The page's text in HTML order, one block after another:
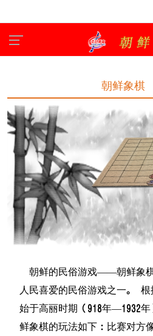
朝鲜象棋
朝鲜的民俗游戏——朝鲜象
人民喜爱的民俗游戏之一。
始于高丽时期（918年—1932
鲜象棋的玩法如下：比赛对方